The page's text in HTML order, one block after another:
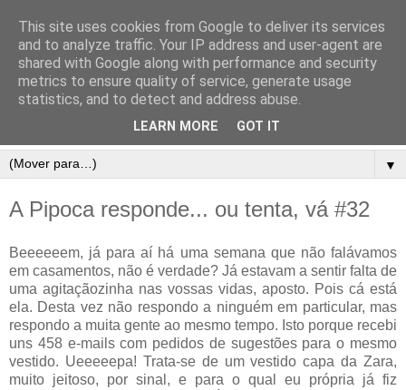
▼
A Pipoca responde... ou tenta, vá #32
Beeeeeem, já para aí há uma semana que não falávamos
em casamentos, não é verdade? Já estavam a sentir falta de
uma agitaçãozinha nas vossas vidas, aposto. Pois cá está
ela. Desta vez não respondo a ninguém em particular, mas
respondo a muita gente ao mesmo tempo. Isto porque recebi
uns 458 e-mails com pedidos de sugestões para o mesmo
vestido. Ueeeeepa! Trata-se de um vestido capa da Zara,
muito jeitoso, por sinal, e para o qual eu própria já fiz
This site uses cookies from Google to deliver its services
and to analyze traffic. Your IP address and user-agent are
shared with Google along with performance and security
metrics to ensure quality of service, generate usage
statistics, and to detect and address abuse.
LEARN MORE GOT IT